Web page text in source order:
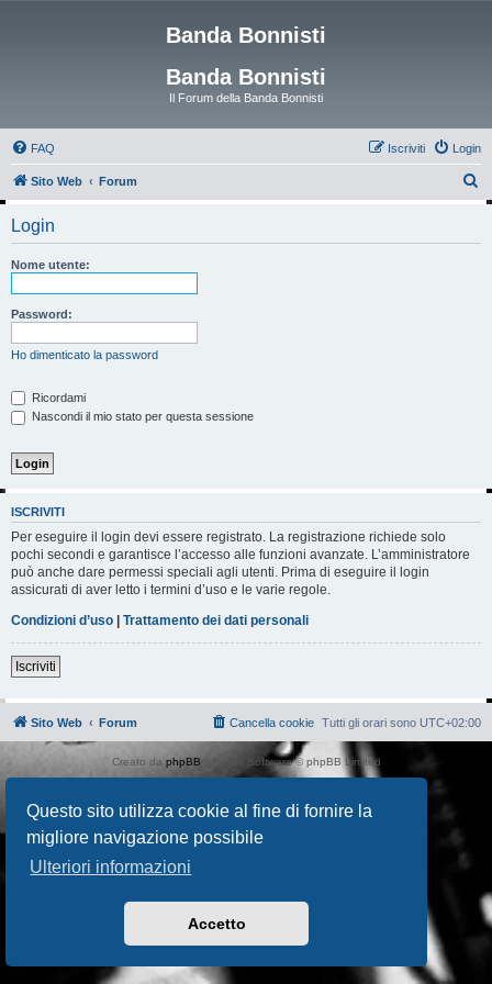
Questo sito utilizza cookie al fine di fornire la
migliore navigazione possibile
Ulteriori informazioni
Accetto
Banda Bonnisti
Banda Bonnisti
Il Forum della Banda Bonnisti
FAQ Login
Iscriviti
Sito Web Forum
Login
Nome utente:
Password:
Ho dimenticato la password
Ricordami
Nascondi il mio stato per questa sessione
ISCRIVITI
Per eseguire il login devi essere registrato. La registrazione richiede solo
pochi secondi e garantisce l’accesso alle funzioni avanzate. L’amministratore
può anche dare permessi speciali agli utenti. Prima di eseguire il login
assicurati di aver letto i termini d’uso e le varie regole.
Condizioni d’uso
Trattamento dei dati personali
Iscriviti
Sito Web Forum Tutti gli orari sono UTC+02:00
Cancella cookie
Creato da phpBB ® Forum Software © phpBB Limited
Traduzione ItalianaphpBB-Italia.it
Privacy |Condizioni